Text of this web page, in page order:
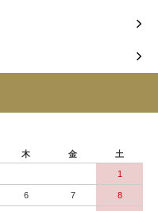
木 金 土
1
6 7 8